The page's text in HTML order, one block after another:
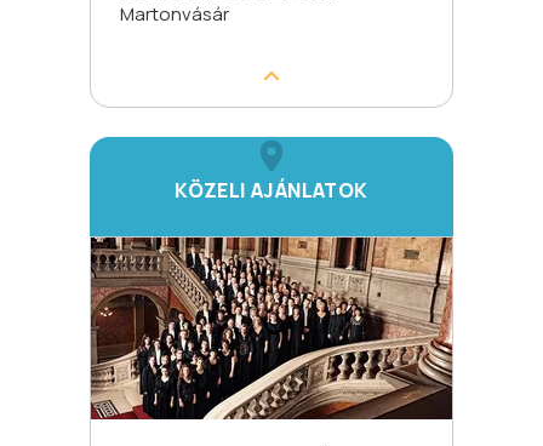
Martonvásár
KÖZELI AJÁNLATOK